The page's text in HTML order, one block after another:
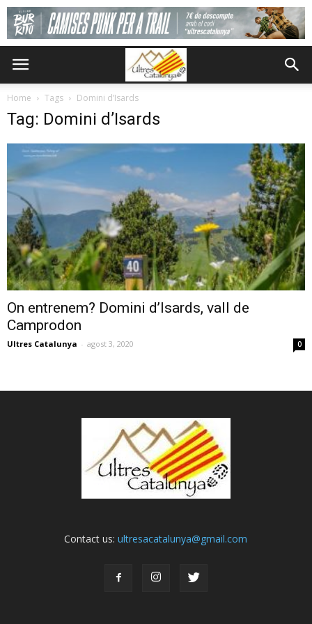
Home Tags Domini d’Isards
Tag: Domini d’Isards
On entrenem? Domini d’Isards, vall de
Camprodon
Ultres Catalunya - agost 3, 2020 0
Contact us:ultresacatalunya@gmail.com